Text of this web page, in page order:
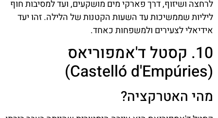
לרחצה ושיזוף, דרך פארקי מים מושקעים, ועד למסיבות חוף
ליליות שממשיכות עד השעות הקטנות של הלילה. זהו יעד
אידיאלי לצעירים ולמשפחות כאחד.
10. קסטל ד'אמפוריאס
(Castelló d'Empúries)
מהי האטרקציה?